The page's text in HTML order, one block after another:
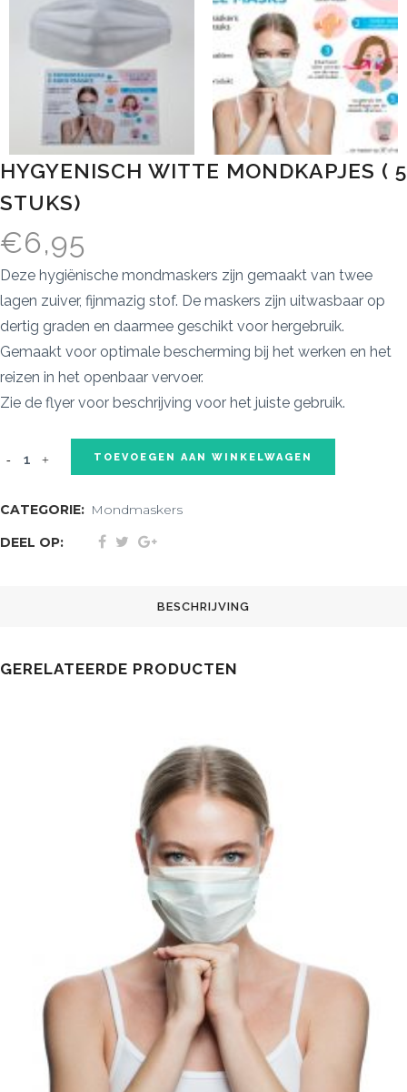
HYGYENISCH WITTE MONDKAPJES ( 5
STUKS)
€6,95
Deze hygiënische mondmaskers zijn gemaakt van twee
lagen zuiver, fijnmazig stof. De maskers zijn uitwasbaar op
dertig graden en daarmee geschikt voor hergebruik.
Gemaakt voor optimale bescherming bij het werken en het
reizen in het openbaar vervoer.
Zie de flyer voor beschrijving voor het juiste gebruik.
TOEVOEGEN AAN WINKELWAGEN
CATEGORIE: Mondmaskers
DEEL OP:
BESCHRIJVING
GERELATEERDE PRODUCTEN